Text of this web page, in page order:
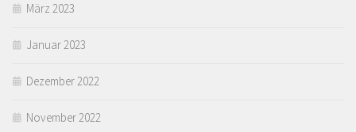
März 2023
Januar 2023
Dezember 2022
November 2022